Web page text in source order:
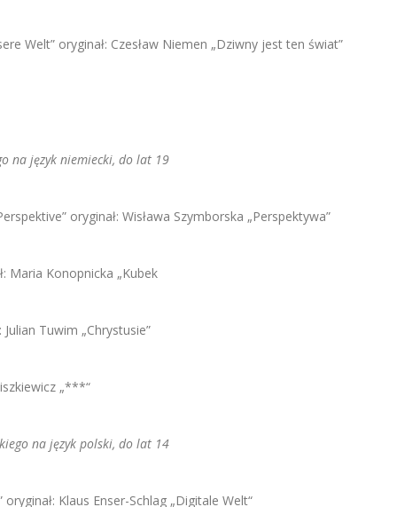
Welt” oryginał: Czesław Niemen „Dziwny jest ten świat”
na język niemiecki, do lat 19
oryginał: Wisława Szymborska „Perspektywa”
Maria Konopnicka „Kubek
Tuwim „Chrystusie”
„***“
na język polski, do lat 14
Klaus Enser-Schlag „Digitale Welt“